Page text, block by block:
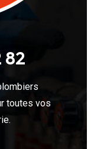
82
toutes vos